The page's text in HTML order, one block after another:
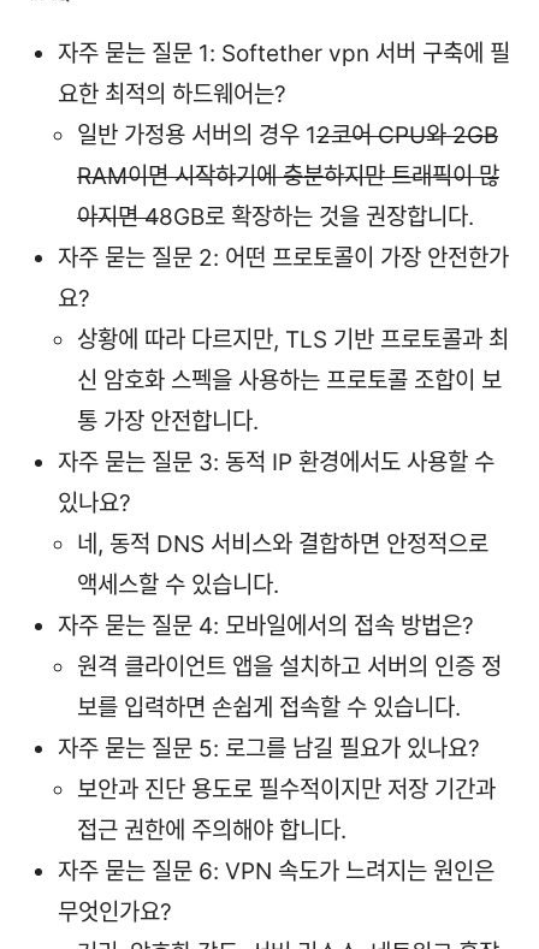
자주 묻는 질문 1: Softether vpn 서버 구축에 필
요한 최적의 하드웨어는?
일반 가정용 서버의 경우 12코어 CPU와 2GB
RAM이면 시작하기에 충분하지만 트래픽이 많
아지면 48GB로 확장하는 것을 권장합니다.
자주 묻는 질문 2: 어떤 프로토콜이 가장 안전한가
요?
상황에 따라 다르지만, TLS 기반 프로토콜과 최
신 암호화 스펙을 사용하는 프로토콜 조합이 보
통 가장 안전합니다.
자주 묻는 질문 3: 동적 IP 환경에서도 사용할 수
있나요?
네, 동적 DNS 서비스와 결합하면 안정적으로
액세스할 수 있습니다.
자주 묻는 질문 4: 모바일에서의 접속 방법은?
원격 클라이언트 앱을 설치하고 서버의 인증 정
보를 입력하면 손쉽게 접속할 수 있습니다.
자주 묻는 질문 5: 로그를 남길 필요가 있나요?
보안과 진단 용도로 필수적이지만 저장 기간과
접근 권한에 주의해야 합니다.
자주 묻는 질문 6: VPN 속도가 느려지는 원인은
무엇인가요?